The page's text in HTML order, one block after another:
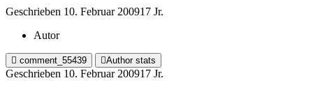
Geschrieben 10. Februar 200917 Jr.
Autor
comment_55439 Author stats
Geschrieben 10. Februar 200917 Jr.